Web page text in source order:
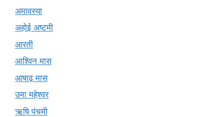
अमावस्या
अहोई अष्टमी
आरती
आश्विन मास
आषाढ़ मास
उमा महेश्वर
ऋषि पंचमी